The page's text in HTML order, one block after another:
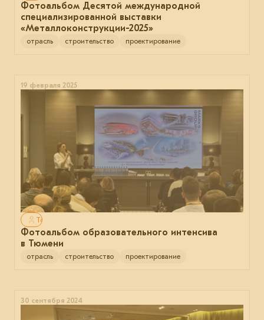
Фотоальбом Десятой международной
специализированной выставки
«Металлоконструкции-2025»
отрасль строительство проектирование
19 февраля 2025
Только для авторизованных
Фотоальбом образовательного интенсива
в Тюмени
отрасль строительство проектирование
30 сентября 2024